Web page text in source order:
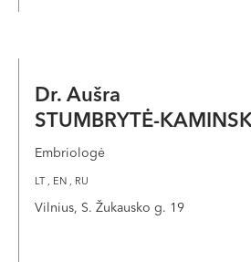
Dr. Aušra
STUMBRYTĖ-
Embriologė
LT , EN , RU
Vilnius, S. Žukausko g. 19